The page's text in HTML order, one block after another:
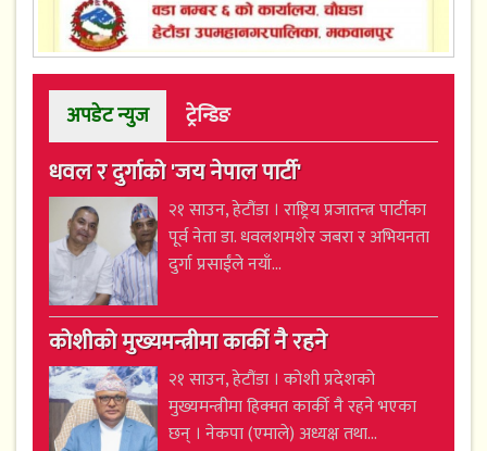
अपडेट न्युज ट्रेन्डिङ
धवल र दुर्गाको 'जय नेपाल पार्टी'
२१ साउन, हेटौंडा । राष्ट्रिय प्रजातन्त्र पार्टीका
पूर्व नेता डा. धवलशमशेर जबरा र अभियनता
दुर्गा प्रसाईंले नयाँ...
कोशीको मुख्यमन्त्रीमा कार्की नै रहने
२१ साउन, हेटौंडा । कोशी प्रदेशको
मुख्यमन्त्रीमा हिक्मत कार्की नै रहने भएका
छन् । नेकपा (एमाले) अध्यक्ष तथा...